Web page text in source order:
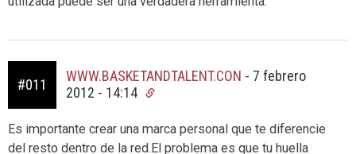
#011
WWW.BASKETANDTALENT.CON - 7 febrero
2012 - 14:14
Es importante crear una marca personal que te diferencie
del resto dentro de la red.El problema es que tu huella